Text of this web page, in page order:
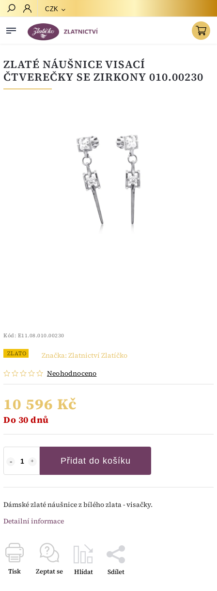
CZK
ZLATÉ NÁUŠNICE VISACÍ
ČTVEREČKY SE ZIRKONY 010.00230
Kód: E11.08.010.00230
ZLATO
Neohodnoceno
Značka: Zlatnictví Zlatíčko
10 596 Kč
Do 30 dnů
Přidat do košíku
Dámské zlaté náušnice z bílého zlata - visačky.
Detailní informace
Tisk Zeptat se Hlídat Sdílet